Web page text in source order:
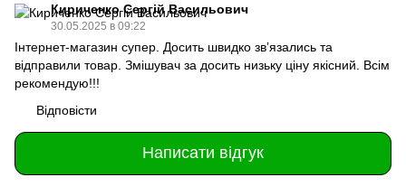
Кириченко Сергій Васильович
30.05.2025 в 09:22
Інтернет-магазин супер. Досить швидко звʼязались та
відправили товар. Змішувач за досить низьку ціну якісний. Всім
рекомендую!!!
Відповісти
Написати відгук